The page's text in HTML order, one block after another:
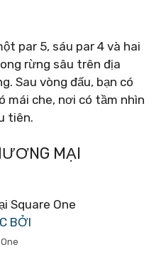
par 5, sáu par 4 và hai
rừng sâu trên địa
Sau vòng đấu, bạn có
mái che, nơi có tầm nhìn
tiên.
MẠI
BỞI